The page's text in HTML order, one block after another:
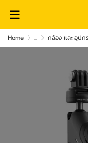
Home ... กล้อง และ อุปก